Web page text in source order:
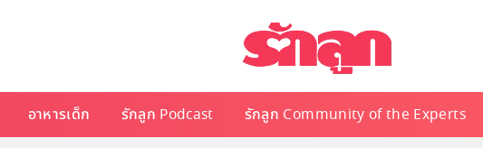
อาหารเด็ก รักลูก Podcast รักลูก Community of the Experts